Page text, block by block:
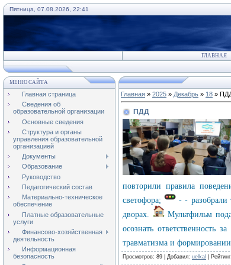
Пятница, 07.08.2026, 22:41
ГЛАВНАЯ
МЕНЮ САЙТА
Главная страница
Сведения об
образовательной организации
Основные сведения
Структура и органы
управления образовательной
организацией
Документы
Образование
Руководство
Педагогический состав
Материально-техническое
обеспечение
Платные образовательные
услуги
Финансово-хозяйственная
деятельность
Информационная
безопасность
Главная » 2025 » Декабрь » 18 »
ПДД
повторили правила
светофора;
- - разобрали
дворах.
Мультфильм
осознать ответственность
травматизма и формировании
Просмотров: 89 | Добавил: uelkal Рейтинг: